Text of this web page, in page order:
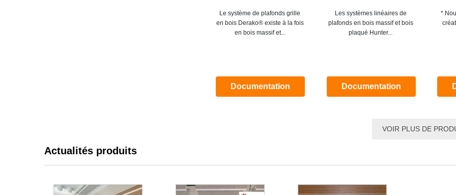
Le système de plafonds grille
en bois Derako® existe à la fois
en bois massif et...
Documentation
Les systèmes linéaires de
plafonds en bois massif et bois
plaqué Hunter...
Documentation
*
VOIR PLUS DE
Actualités produits